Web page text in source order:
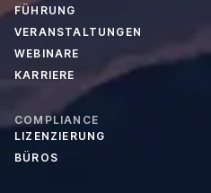
FÜHRUNG
VERANSTALTUNGEN
WEBINARE
KARRIERE
COMPLIANCE
LIZENZIERUNG
BÜROS